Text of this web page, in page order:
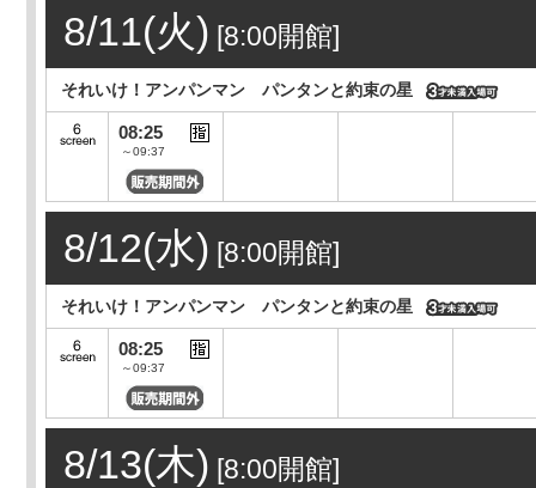
8/11(火) [8:00開館]
それいけ！アンパンマン パンタンと約束の星
08:25
～09:37
8/12(水) [8:00開館]
それいけ！アンパンマン パンタンと約束の星
08:25
～09:37
8/13(木) [8:00開館]